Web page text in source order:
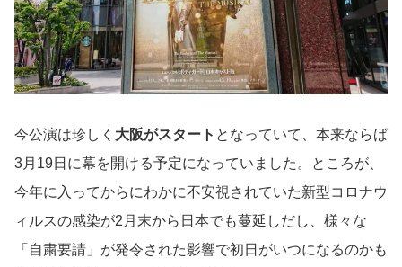
今公演は珍しく 大阪がスタート となっていて、本来ならば
3月19日に幕を開ける予定になっていました。ところが、
今年に入ってからにわかに不安視されていた新型コロナウ
ィルスの感染が2月末から日本でも蔓延しだし、様々な
「自粛要請」が発令された影響で初日がいつになるのかも